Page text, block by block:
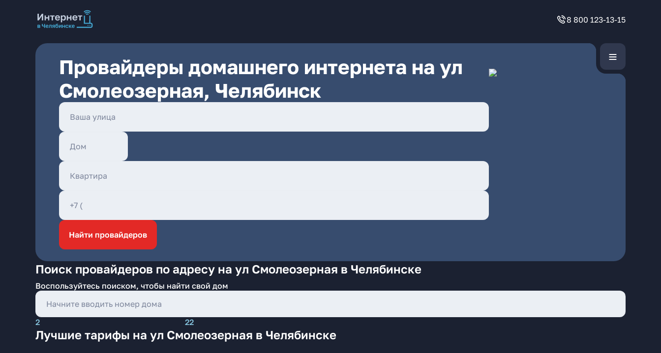
8 800 123-13-15
Провайдеры домашнего интернета на ул
Смолеозерная, Челябинск
Найти провайдеров
Поиск провайдеров по адресу на ул Смолеозерная в Челябинске
Воспользуйтесь поиском, чтобы найти свой дом
2 22
Лучшие тарифы на ул Смолеозерная в Челябинске